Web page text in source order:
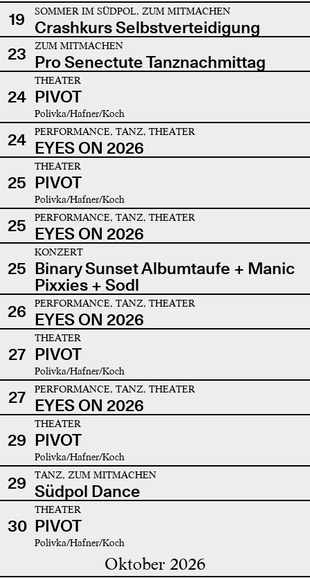
19 SOMMER IM SÜDPOL, ZUM MITMACHEN
Crashkurs Selbstverteidigung
23
ZUM MITMACHEN
Pro Senectute Tanznachmittag
24
THEATER
PIVOT
Polivka/Hafner/Koch
24 PERFORMANCE, TANZ, THEATER
EYES ON 2026
25
THEATER
PIVOT
Polivka/Hafner/Koch
25 PERFORMANCE, TANZ, THEATER
EYES ON 2026
25
KONZERT
Binary Sunset Albumtaufe + Manic
Pixxies + Sodl
26
PERFORMANCE, TANZ, THEATER
EYES ON 2026
27
THEATER
PIVOT
Polivka/Hafner/Koch
27 PERFORMANCE, TANZ, THEATER
EYES ON 2026
29
THEATER
PIVOT
Polivka/Hafner/Koch
29 TANZ, ZUM MITMACHEN
Südpol Dance
30
THEATER
PIVOT
Polivka/Hafner/Koch
Oktober 2026